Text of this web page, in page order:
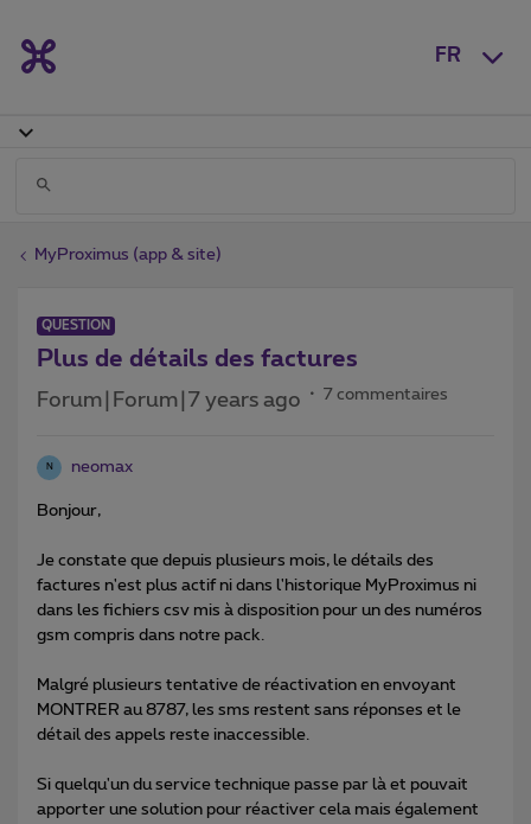
FR
MyProximus (app & site)
QUESTION
Plus de détails des factures
Forum|Forum|7 years ago 7 commentaires
N neomax
Bonjour,
Je constate que depuis plusieurs mois, le détails des
factures n'est plus actif ni dans l'historique MyProximus ni
dans les fichiers csv mis à disposition pour un des numéros
gsm compris dans notre pack.
Malgré plusieurs tentative de réactivation en envoyant
MONTRER au 8787, les sms restent sans réponses et le
détail des appels reste inaccessible.
Si quelqu'un du service technique passe par là et pouvait
apporter une solution pour réactiver cela mais également